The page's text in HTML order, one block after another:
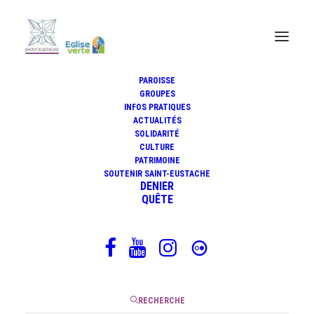
PAROISSE
GROUPES
INFOS PRATIQUES
ACTUALITÉS
SOLIDARITÉ
CULTURE
PATRIMOINE
SOUTENIR SAINT-EUSTACHE
DENIER
QUÊTE
RECHERCHE
#GrandOrgue Thomas OSPITAL
17 mai 2020 | 1 Minute